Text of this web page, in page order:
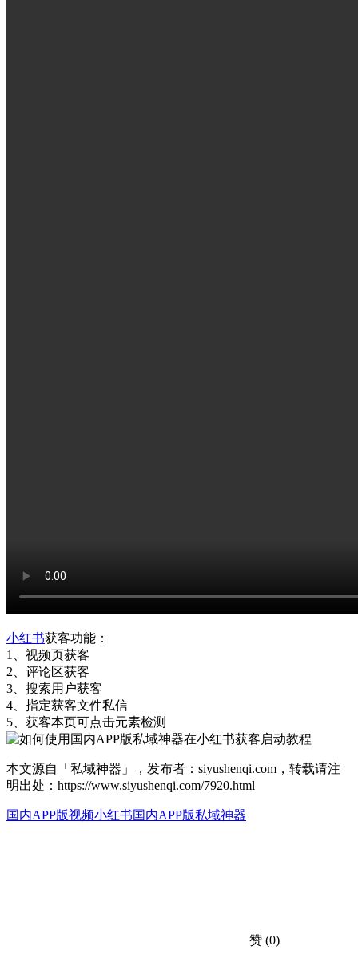
小红书获客功能：
1、视频页获客
2、评论区获客
3、搜索用户获客
4、指定获客文件私信
5、获客本页可点击元素检测
本文源自「私域神器」，发布者：siyushenqi.com，转载请注
明出处： https://www.siyushenqi.com/7920.html
国内APP版视频小红书国内APP版私域神器
赞 (0)